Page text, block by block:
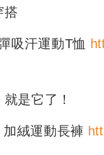
搭
吸汗運動T恤
是它了！
絨運動長褲